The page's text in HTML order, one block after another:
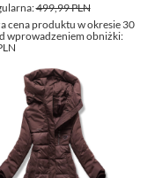
499,99 PLN
cena produktu w okresie 30
wprowadzeniem obniżki: